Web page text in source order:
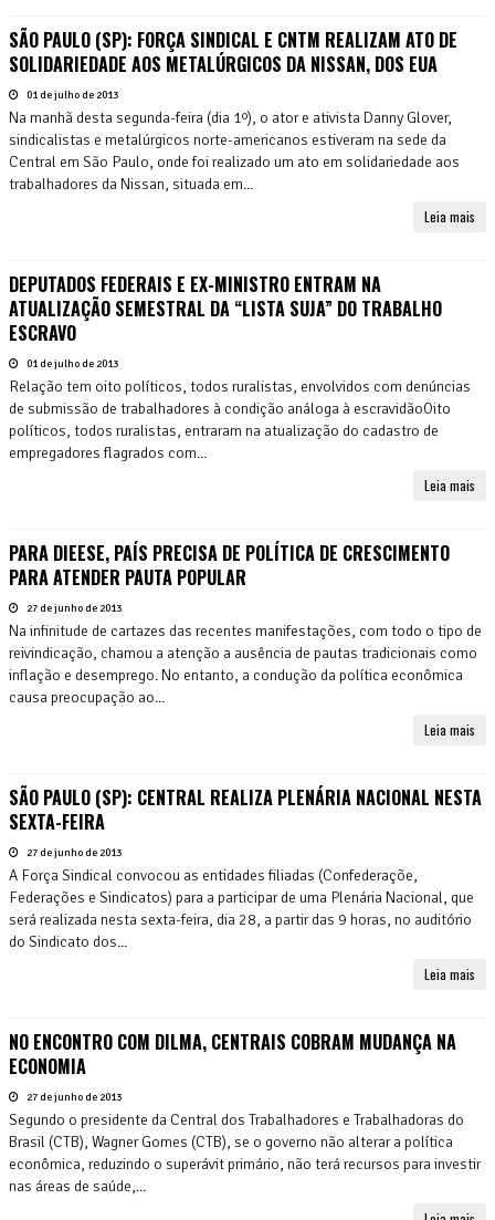
SÃO PAULO (SP): FORÇA SINDICAL E CNTM REALIZAM ATO DE
SOLIDARIEDADE AOS METALÚRGICOS DA NISSAN, DOS EUA
01 de julho de 2013
Na manhã desta segunda-feira (dia 1º), o ator e ativista Danny Glover,
sindicalistas e metalúrgicos norte-americanos estiveram na sede da
Central em São Paulo, onde foi realizado um ato em solidariedade aos
trabalhadores da Nissan, situada em...
Leia mais
DEPUTADOS FEDERAIS E EX-MINISTRO ENTRAM NA
ATUALIZAÇÃO SEMESTRAL DA “LISTA SUJA” DO TRABALHO
ESCRAVO
01 de julho de 2013
Relação tem oito políticos, todos ruralistas, envolvidos com denúncias
de submissão de trabalhadores à condição análoga à escravidãoOito
políticos, todos ruralistas, entraram na atualização do cadastro de
empregadores flagrados com...
Leia mais
PARA DIEESE, PAÍS PRECISA DE POLÍTICA DE CRESCIMENTO
PARA ATENDER PAUTA POPULAR
27 de junho de 2013
Na infinitude de cartazes das recentes manifestações, com todo o tipo de
reivindicação, chamou a atenção a ausência de pautas tradicionais como
inflação e desemprego. No entanto, a condução da política econômica
causa preocupação ao...
Leia mais
SÃO PAULO (SP): CENTRAL REALIZA PLENÁRIA NACIONAL NESTA
SEXTA-FEIRA
27 de junho de 2013
A Força Sindical convocou as entidades filiadas (Confederaçõe,
Federações e Sindicatos) para a participar de uma Plenária Nacional, que
será realizada nesta sexta-feira, dia 28, a partir das 9 horas, no auditório
do Sindicato dos...
Leia mais
NO ENCONTRO COM DILMA, CENTRAIS COBRAM MUDANÇA NA
ECONOMIA
27 de junho de 2013
Segundo o presidente da Central dos Trabalhadores e Trabalhadoras do
Brasil (CTB), Wagner Gomes (CTB), se o governo não alterar a política
econômica, reduzindo o superávit primário, não terá recursos para investir
nas áreas de saúde,...